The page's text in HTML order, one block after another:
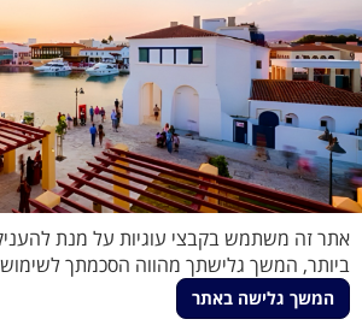
קפריסין
אתר זה משתמש בקבצי עוגיות על מנת
ביותר, המשך גלישתך מהווה הסכמתך לשימוש
המשך גלישה באתר